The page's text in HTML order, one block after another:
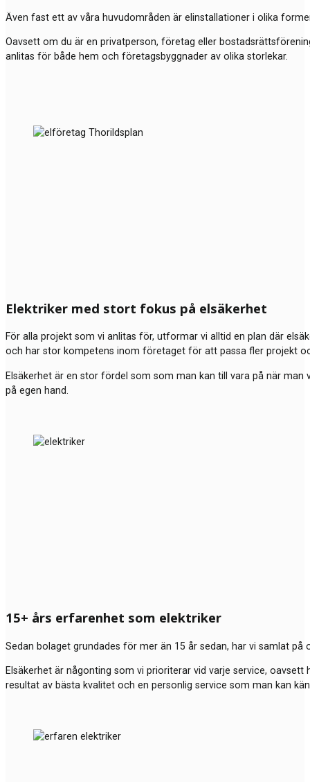
Även fast ett av våra huvudområden är elinstallationer i olika
Oavsett om du är en privatperson, företag eller
anlitas för både hem och företagsbyggnader av olika storlekar.
Elektriker med stort fokus på elsäkerhet
För alla projekt som vi anlitas för, utformar vi alltid en plan där
och har stor kompetens inom företaget för att passa fler projekt
Elsäkerhet är en stor fördel som som man kan till vara på när
på egen hand.
15+ års erfarenhet som elektriker
Sedan bolaget grundades för mer än 15 år sedan, har vi samlat
Elsäkerhet är någonting som vi prioriterar vid varje service,
resultat av bästa kvalitet och en personlig service som man kan